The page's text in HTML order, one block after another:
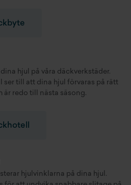
att dina fälgar återfår rätt
vinterdäck tryggt hos oss. På
däckförvaring där
kontrolleras och däcken är redo för
sommardäck, vinterdäck,
inklusive billiga däck anpassade
hjul på våra däckverkstäder.
ser till att dina hjul förvaras på rätt
är redo till nästa säsong.
hjulvinklarna på dina hjul.